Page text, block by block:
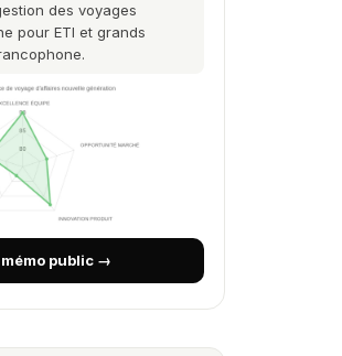
des voyages
pour ETI et grands
mémo public →